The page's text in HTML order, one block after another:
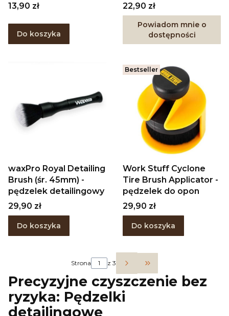
Cena
13,90 zł
Do koszyka
Cena
22,90 zł
Powiadom mnie o
dostępności
waxPro Royal Detailing
Brush (śr. 45mm) -
pędzelek detailingowy
Cena
29,90 zł
Do koszyka
Bestseller
Work Stuff Cyclone
Tire Brush Applicator -
pędzelek do opon
Cena
29,90 zł
Do koszyka
Strona z 3 Przejdź do ostatniej
Precyzyjne czyszczenie bez
ryzyka: Pędzelki
detailingowe